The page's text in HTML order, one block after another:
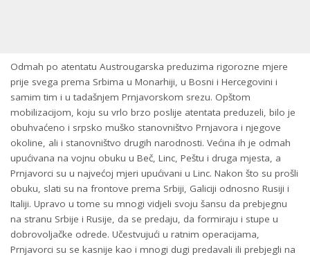
Odmah po atentatu Austrougarska preduzima rigorozne mjere
prije svega prema Srbima u Monarhiji, u Bosni i Hercegovini i
samim tim i u tadašnjem Prnjavorskom srezu. Opštom
mobilizacijom, koju su vrlo brzo poslije atentata preduzeli, bilo je
obuhvaćeno i srpsko muško stanovništvo Prnjavora i njegove
okoline, ali i stanovništvo drugih narodnosti. Većina ih je odmah
upućivana na vojnu obuku u Beč, Linc, Peštu i druga mjesta, a
Prnjavorci su u najvećoj mjeri upućivani u Linc. Nakon što su prošli
obuku, slati su na frontove prema Srbiji, Galiciji odnosno Rusiji i
Italiji. Upravo u tome su mnogi vidjeli svoju šansu da prebjegnu
na stranu Srbije i Rusije, da se predaju, da formiraju i stupe u
dobrovoljačke odrede. Učestvujući u ratnim operacijama,
Prnjavorci su se kasnije kao i mnogi dugi predavali ili prebjegli na